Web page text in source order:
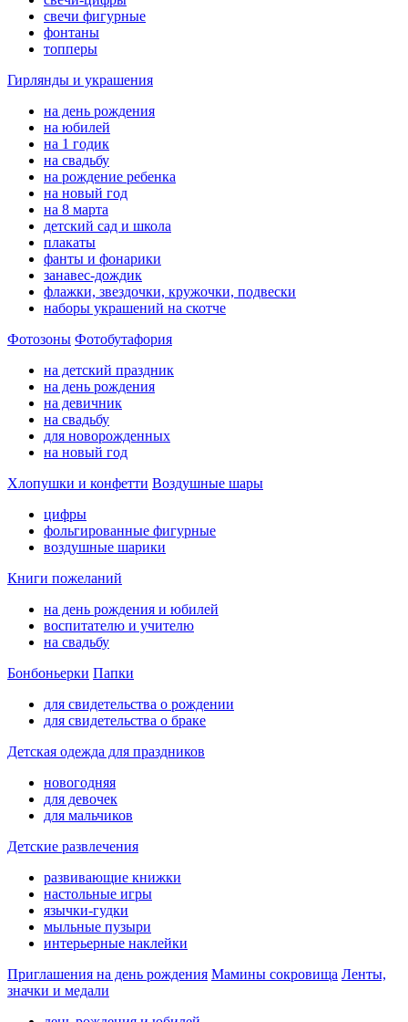
свечи фигурные
фонтаны
топперы
Гирлянды и украшения
на день рождения
на юбилей
на 1 годик
на свадьбу
на рождение ребенка
на новый год
на 8 марта
детский сад и школа
плакаты
фанты и фонарики
занавес-дождик
флажки, звездочки, кружочки, подвески
наборы украшений на скотче
Фотозоны Фотобутафория
на детский праздник
на день рождения
на девичник
на свадьбу
для новорожденных
на новый год
Хлопушки и конфетти Воздушные шары
цифры
фольгированные фигурные
воздушные шарики
Книги пожеланий
на день рождения и юбилей
воспитателю и учителю
на свадьбу
Бонбоньерки Папки
для свидетельства о рождении
для свидетельства о браке
Детская одежда для праздников
новогодняя
для девочек
для мальчиков
Детские развлечения
развивающие книжки
настольные игры
язычки-гудки
мыльные пузыри
интерьерные наклейки
Приглашения на день рождения Мамины сокровища Ленты,
значки и медали